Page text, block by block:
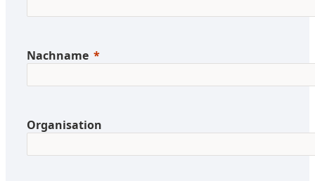
Nachname
Organisation